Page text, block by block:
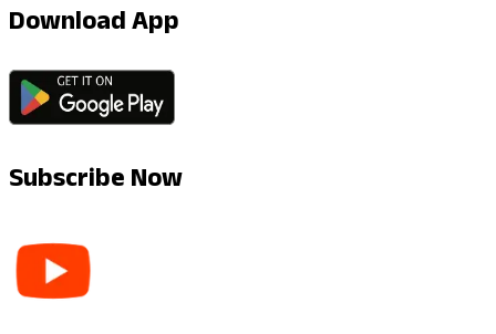
Download App
Subscribe Now